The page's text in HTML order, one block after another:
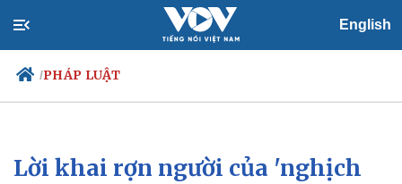
English
/PHÁP LUẬT
Chính trị
Xã hội
Lời khai rợn người của 'nghịch